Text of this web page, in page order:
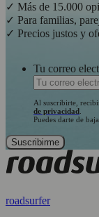
✓ Más de 15.000
✓ Para familias,
✓ Precios justos y
Tu correo
Al suscribirte,
de privacidad
Puedes darte de
roadsurfer